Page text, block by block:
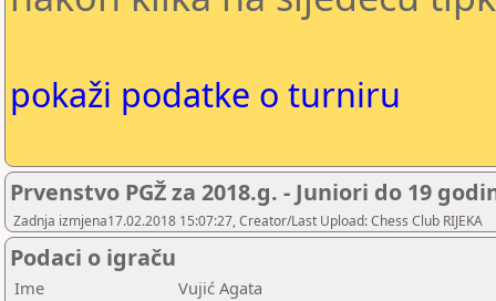
pokaži podatke o turniru
Prvenstvo PGŽ za 2018.g. - Juniori do 19
Zadnja izmjena17.02.2018 15:07:27, Creator/Last Upload: Chess Club RIJEKA
Podaci o igraču
Ime
Vujić Agata